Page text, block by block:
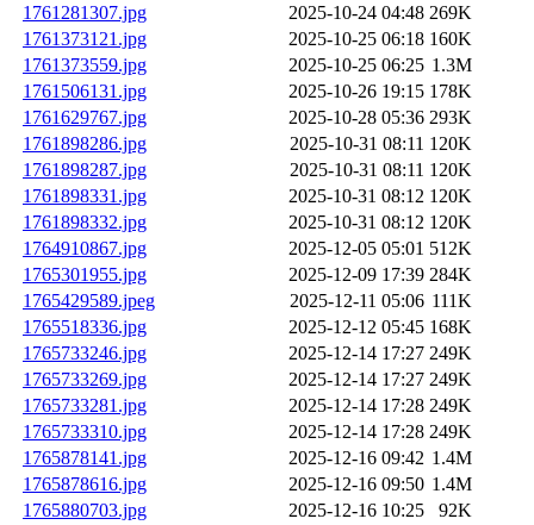
1761281307.jpg
2025-10-24 04:48 269K
1761373121.jpg
2025-10-25 06:18 160K
1761373559.jpg
2025-10-25 06:25 1.3M
1761506131.jpg
2025-10-26 19:15 178K
1761629767.jpg
2025-10-28 05:36 293K
1761898286.jpg
2025-10-31 08:11 120K
1761898287.jpg
2025-10-31 08:11 120K
1761898331.jpg
2025-10-31 08:12 120K
1761898332.jpg
2025-10-31 08:12 120K
1764910867.jpg
2025-12-05 05:01 512K
1765301955.jpg
2025-12-09 17:39 284K
1765429589.jpeg
2025-12-11 05:06 111K
1765518336.jpg
2025-12-12 05:45 168K
1765733246.jpg
2025-12-14 17:27 249K
1765733269.jpg
2025-12-14 17:27 249K
1765733281.jpg
2025-12-14 17:28 249K
1765733310.jpg
2025-12-14 17:28 249K
1765878141.jpg
2025-12-16 09:42 1.4M
1765878616.jpg
2025-12-16 09:50 1.4M
1765880703.jpg
2025-12-16 10:25 92K